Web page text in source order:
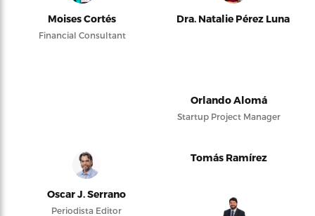
Moises Cortés
Financial Consultant
Dra. Natalie Pérez Luna
Orlando Alomá
Startup Project Manager
Oscar J. Serrano
Periodista Editor
Tomás Ramírez